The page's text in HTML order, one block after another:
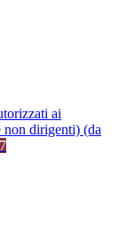
ai
dirigenti) (da
7